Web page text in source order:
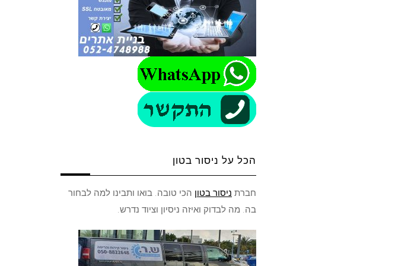
הכל על ניסור בטון
חברת ניסור בטון הכי טובה. בואו ותבינו למה לבחור
בה. מה לבדוק ואיזה ניסיון וציוד נדרש.